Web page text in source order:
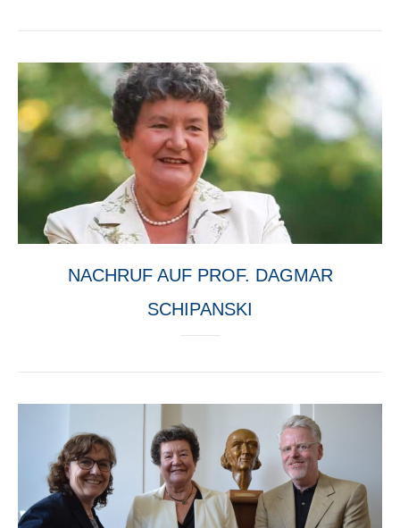
NACHRUF AUF PROF. DAGMAR
SCHIPANSKI